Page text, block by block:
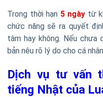
Trong thời hạn 5 ngày từ
chức năng sẽ ra quyết
tâm hay không. Nếu chưa
bản nêu rõ lý do cho cá
Dịch vụ tư vấn
tiếng Nhật của